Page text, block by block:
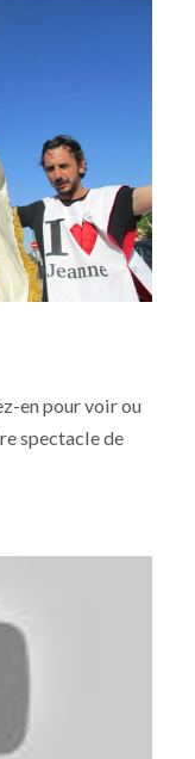
en pour voir ou
spectacle de